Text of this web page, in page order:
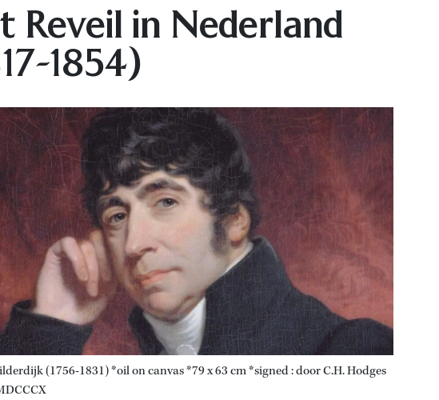
Reveil in Nederland
1854)
(1756-1831) *oil on canvas *79 x 63 cm *signed : door C.H. Hodges